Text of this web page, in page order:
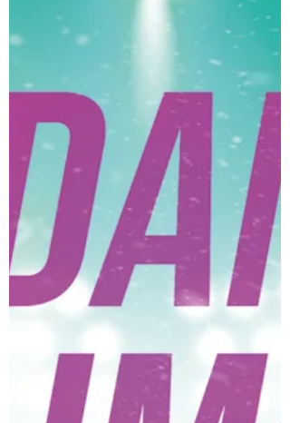
mais sombrio, mais obsceno, que só
acontecia quando as luzes se apagavam e
ninguém via até onde eu era capaz de ir
para pagar minhas contas. Mas quando um
cliente pede algo que não estou disposta a
fazer, descubro até onde um fã obcecado é
capaz